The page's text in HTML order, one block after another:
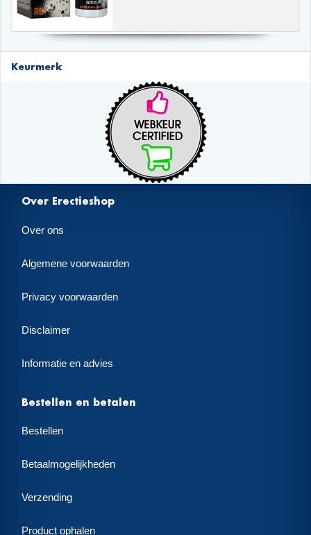
Keurmerk
Over Erectieshop
Over ons
Algemene voorwaarden
Privacy voorwaarden
Disclaimer
Informatie en advies
Bestellen en betalen
Bestellen
Betaalmogelijkheden
Verzending
Product ophalen